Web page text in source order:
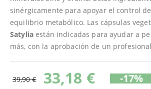
sinérgicamente para apoyar el control
equilibrio metabólico. Las cápsulas
Satyliaestán indicadas para ayudar a
más, con la aprobación de un
39,90 € 33,18 € -17%